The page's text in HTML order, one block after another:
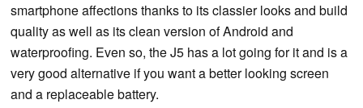
smartphone affections thanks to its classier looks and build
quality as well as its clean version of Android and
waterproofing. Even so, the J5 has a lot going for it and is a
very good alternative if you want a better looking screen
and a replaceable battery.